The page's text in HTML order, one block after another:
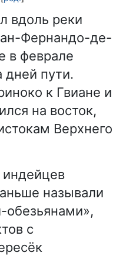
вдоль реки
Фернандо-де-
в феврале
дней пути.
к Гвиане и
на восток,
Верхнего
индейцев
называли
обезьянами»,
с